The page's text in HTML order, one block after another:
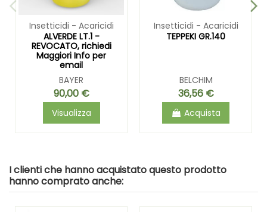
Insetticidi - Acaricidi
ALVERDE LT.1 -
REVOCATO, richiedi
Maggiori Info per
email
BAYER
90,00 €
Visualizza
Insetticidi - Acaricidi
TEPPEKI GR.140
BELCHIM
36,56 €
Acquista
I clienti che hanno acquistato questo prodotto
hanno comprato anche: